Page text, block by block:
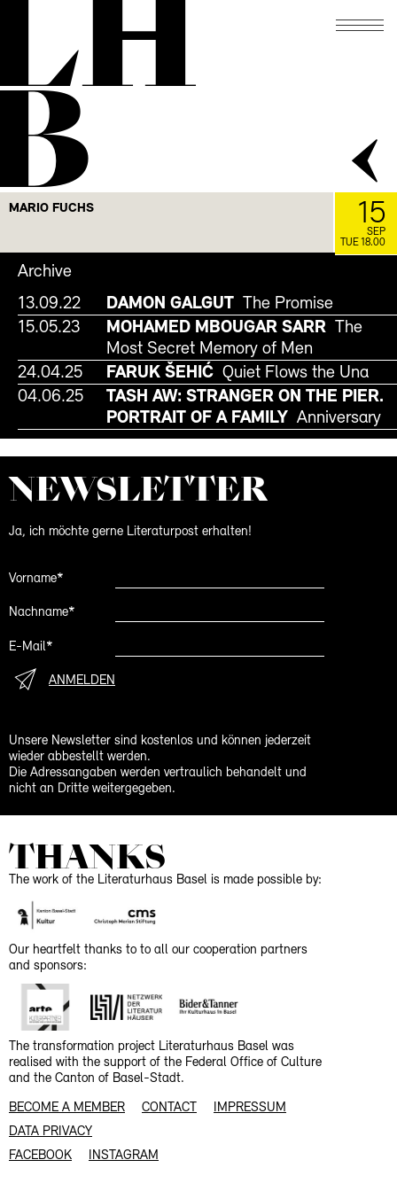
MARIO FUCHS
Archive
13.09.22
DAMON GALGUT The Promise
15.05.23
MOHAMED MBOUGAR SARR The
Most Secret Memory of Men
24.04.25
FARUK ŠEHIĆ Quiet Flows the Una
04.06.25
TASH AW: STRANGER ON THE PIER.
PORTRAIT OF A FAMILY Anniversary
NEWS­LETTER
Ja, ich möchte gerne Literaturpost erhalten!
Vorname*
Nachname*
E-Mail*
ANMELDEN
Unsere Newsletter sind kostenlos und können jederzeit
wieder abbestellt werden.
Die Adressangaben werden vertraulich behandelt und
nicht an Dritte weitergegeben.
THANKS
The work of the Literaturhaus Basel is made possible by:
Our heartfelt thanks to to all our cooperation partners
and sponsors:
The transformation project Literaturhaus Basel was
realised with the support of the Federal Office of Culture
and the Canton of Basel-Stadt.
BECOME A MEMBER CONTACT
IMPRESSUM
DATA PRIVACY
FACEBOOK
INSTAGRAM
15
SEP
TUE 18.00